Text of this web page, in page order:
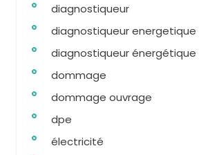
diagnostiqueur
diagnostiqueur energetique
diagnostiqueur énergétique
dommage
dommage ouvrage
dpe
électricité